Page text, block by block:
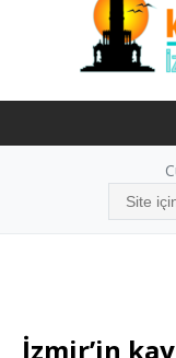
İzmir’in